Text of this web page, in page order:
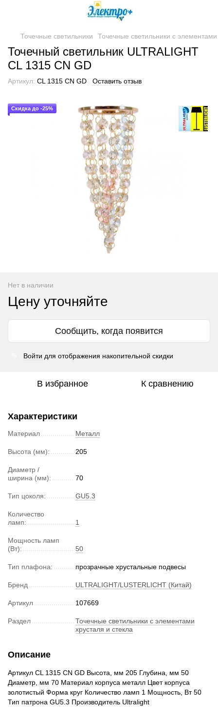
Точечные светильники Точечные светильники с элементами
Точечный светильник ULTRALIGHT
CL 1315 CN GD
Артикул: CL 1315 CN GD Оставить отзыв
Скидка до -25%
Нет в наличии
Цену уточняйте
Сообщить, когда появится
Войти для отображения накопительной скидки
В избранное К сравнению
Характеристики
Материал Металл
Высота (мм): 205
Диаметр /
ширина (мм):
70
Тип цоколя: GU5.3
Количество
ламп:
1
Мощность ламп
(Вт):
50
Тип плафона: прозрачные хрустальные подвесы
Бренд ULTRALIGHT/LUSTERLICHT (Китай)
Артикул 107669
Раздел
Точечные светильники с элементами
хрусталя и стекла
Описание
Артикул CL 1315 CN GD Высота, мм 205 Глубина, мм 50
Диаметр, мм 70 Материал корпуса металл Цвет корпуса
золотистый Форма круг Количество ламп 1 Мощность, Вт 50
Тип патрона GU5.3 Производитель Ultralight